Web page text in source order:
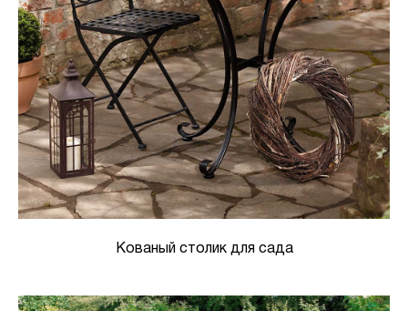
Кованый столик для сада